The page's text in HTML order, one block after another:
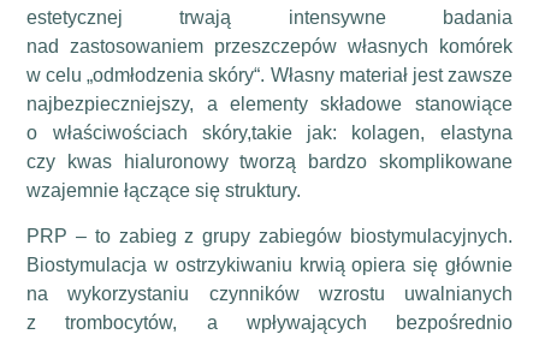
estetycznej trwają intensywne badania
nad zastosowaniem przeszczepów własnych komórek
w celu „odmłodzenia skóry“. Własny materiał jest zawsze
najbezpieczniejszy, a elementy składowe stanowiące
o właściwościach skóry,takie jak: kolagen, elastyna
czy kwas hialuronowy tworzą bardzo skomplikowane
wzajemnie łączące się struktury.
PRP – to zabieg z grupy zabiegów biostymulacyjnych.
Biostymulacja w ostrzykiwaniu krwią opiera się głównie
na wykorzystaniu czynników wzrostu uwalnianych
z trombocytów, a wpływających bezpośrednio